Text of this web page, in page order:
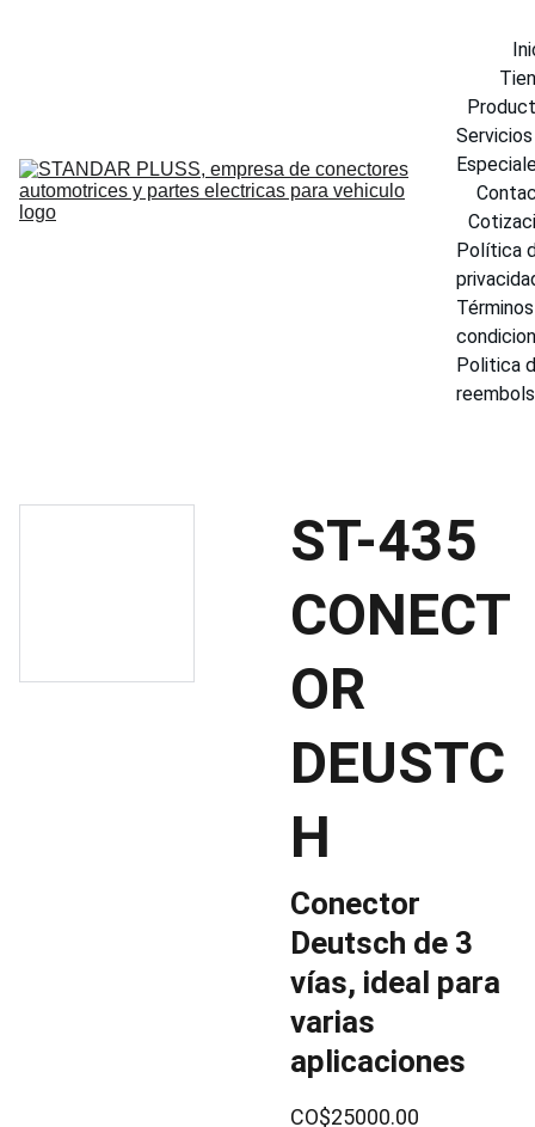
Servicios
Política
Politica
ST-435
CONECT
OR
DEUSTC
H
Conector
Deutsch de 3
vías, ideal para
varias
aplicaciones
CO$25000.00